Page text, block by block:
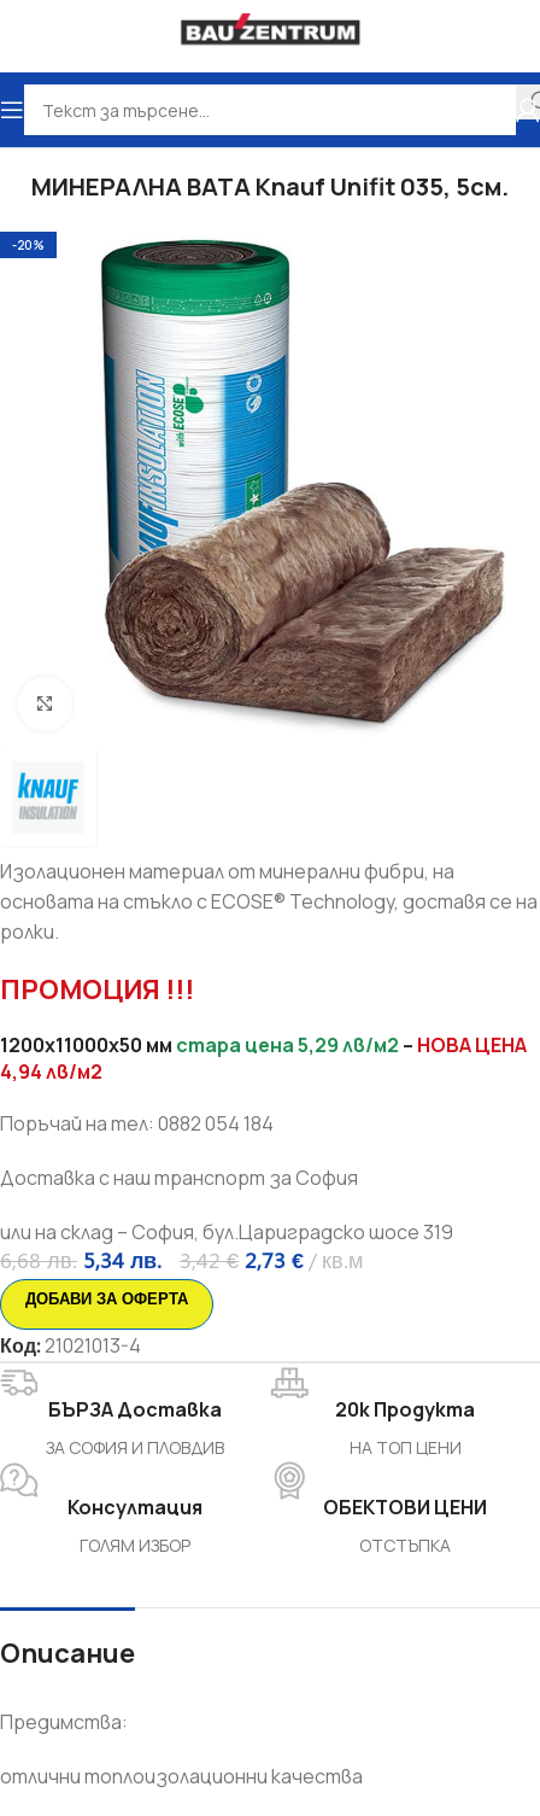
Начало Топлоизолация
МИНЕРАЛНА ВАТА Knauf Unifit 035, 5см.
-20%
Изолационен материал от минерални фибри, на
основата на стъкло с ECOSE® Technology, доставя се на
ролки.
ПРОМОЦИЯ !!!
1200х11000х50 мм стара цена 5,29 лв/м2 – НОВА ЦЕНА
4,94 лв/м2
Поръчай на тел: 0882 054 184
Доставка с наш транспорт за София
или на склад – София, бул.Цариградско шосе 319
6,68лв. 5,34 лв. 3,42€ 2,73 € кв.м
ДОБАВИ ЗА ОФЕРТА
Код:21021013-4
БЪРЗА Доставка
ЗА СОФИЯ И ПЛОВДИВ
20k Продукта
НА ТОП ЦЕНИ
Консултация
ГОЛЯМ ИЗБОР
ОБЕКТОВИ ЦЕНИ
ОТСТЪПКА
Описание
Предимства:
отлични топлоизолационни качества